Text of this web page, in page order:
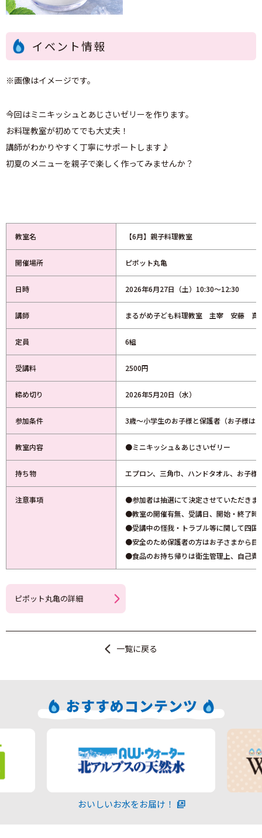
イベント情報
※画像はイメージです。
今回はミニキッシュとあじさいゼリーを作ります。
お料理教室が初めてでも大丈夫！
講師がわかりやすく丁寧にサポートします♪
初夏のメニューを親子で楽しく作ってみませんか？
教室名 【6月】親子料理教室
開催場所 ピポット丸亀
日時 2026年6月27日（土）10:30～12:30
講師 まるがめ子ども料理教室 主宰 安藤 真
定員 6組
受講料 2500円
締め切り 2026年5月20日（水）
参加条件 3歳～小学生のお子様と保護者（お子様は
教室内容 ●ミニキッシュ＆あじさいゼリー
持ち物 エプロン、三角巾、ハンドタオル、お子
注意事項
●参加者は抽選にて決定させていただきま
●教室の開催有無、受講日、開始・終了時
●受講中の怪我・トラブル等に関して四国
●安全のため保護者の方はお子さまから目
●食品のお持ち帰りは衛生管理上、自己責
ピポット丸亀の詳細
一覧に戻る
おすすめコンテンツ
おいしいお水をお届け！